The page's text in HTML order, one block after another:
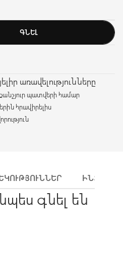
ԳՆԵԼ
առավելությունները
պատվերի համար
հրավիրելիս
ԻՆՉՊԵՍ
գնել են